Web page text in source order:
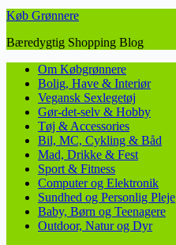
Køb Grønnere
Bæredygtig Shopping Blog
Om Købgrønnere
Bolig, Have & Interiør
Vegansk Sexlegetøj
Gør-det-selv & Hobby
Tøj & Accessories
Bil, MC, Cykling & Båd
Mad, Drikke & Fest
Sport & Fitness
Computer og Elektronik
Sundhed og Personlig Pleje
Baby, Børn og Teenagere
Outdoor, Natur og Dyr